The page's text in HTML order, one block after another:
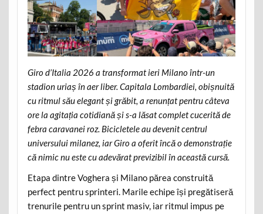
Giro d’Italia 2026 a transformat ieri Milano într-un
stadion uriaș în aer liber. Capitala Lombardiei, obișnuită
cu ritmul său elegant și grăbit, a renunțat pentru câteva
ore la agitația cotidiană și s-a lăsat complet cucerită de
febra caravanei roz. Bicicletele au devenit centrul
universului milanez, iar Giro a oferit încă o demonstrație
că nimic nu este cu adevărat previzibil în această cursă.
Etapa dintre Voghera și Milano părea construită
perfect pentru sprinteri. Marile echipe își pregătiseră
trenurile pentru un sprint masiv, iar ritmul impus pe